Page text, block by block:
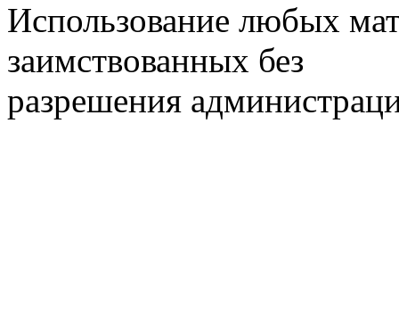
Использование любых
заимствованных без
разрешения